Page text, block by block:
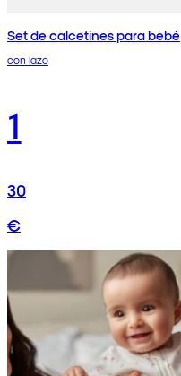
Set de calcetines para bebé
con lazo
1
30
€